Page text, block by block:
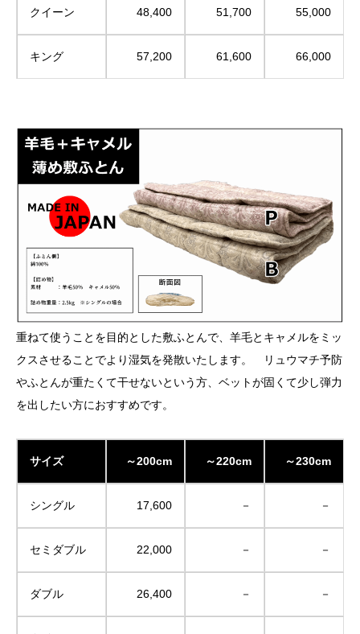
クイーン 48,400 51,700 55,000
キング 57,200 61,600 66,000
重ねて使うことを目的とした敷ふとんで、羊毛とキャメルをミッ
クスさせることでより湿気を発散いたします。 リュウマチ予防
やふとんが重たくて干せないという方、ベットが固くて少し弾力
を出したい方におすすめです。
サイズ ～200cm ～220cm ～230cm
シングル 17,600 － －
セミダブル 22,000 － －
ダブル 26,400 － －